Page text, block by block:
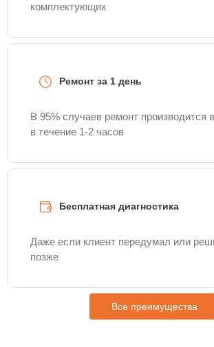
комплектующих
Ремонт за 1 день
В 95% случаев ремонт производится
в течение 1-2 часов
Бесплатная диагностика
Даже если клиент передумал или
позже
Все преимущества